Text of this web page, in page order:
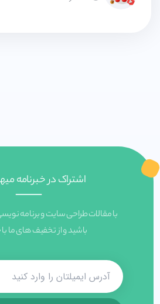
اشتراک در خبرنامه
با مقالات طراحی سایت و برنامه
باشید و از تخفیف های ما